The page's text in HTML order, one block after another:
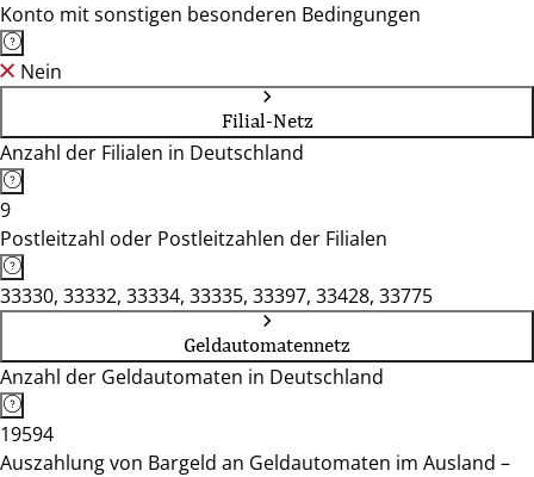
Konto mit sonstigen besonderen Bedingungen
Nein
Filial-Netz
Anzahl der Filialen in Deutschland
9
Postleitzahl oder Postleitzahlen der Filialen
33330, 33332, 33334, 33335, 33397, 33428, 33775
Geldautomatennetz
Anzahl der Geldautomaten in Deutschland
19594
Auszahlung von Bargeld an Geldautomaten im Ausland –